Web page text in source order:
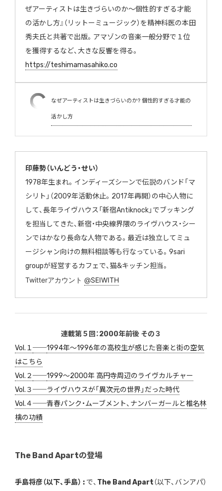
ぜアーティストは生きづらいのか～個性的すぎる才能
の活かし方』（リットーミュージック）を精神科医の本田
秀夫氏と共著で出版。アマゾンの音楽一般分野で１位
を獲得するなど、大きな反響を得る。
https://teshimamasahiko.co
なぜアーティストは生きづらいのか? 個性的すぎる才能の
活かし方
印藤勢（いんどう・せい）
1978年生まれ。インディーズシーンで伝説のバンド「マ
シリト」（2009年活動休止。2017年再開）の中心人物に
して、長年ライヴハウス「新宿Antiknock」でブッキング
を担当してきた、新宿・中央線界隈のライヴハウス・シー
ンではかなり長命な人物である。最近は独立してミュ
ージシャン向けの無料相談等も行なっている。9sari
groupが経営するカフェで、猫&キッチン担当。
Twitterアカウント @SEIWITH
連載第５回：2000年前後 その３
Vol.１──1994年〜1996年の高校生が感じた音楽と街の空気
はこちら
Vol.２──1999〜2000年 高円寺周辺のライヴカルチャー
Vol.３──ライヴハウスが「異次元の世界」だった時代
Vol.４──青春パンク・ムーブメント、ナンバーガールと椎名林
檎の功績
The Band Apartの登場
手島将彦（以下、手島） : で、 The Band Apart（以下、バンアパ）